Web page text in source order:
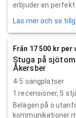
erbjuder en perfekt
Läs mer och se
Från 17 500 kr per
Stuga på
Åkersber
4-5 sängplatser
1 recensioner, 5
Belägen på ö
kommunikationer